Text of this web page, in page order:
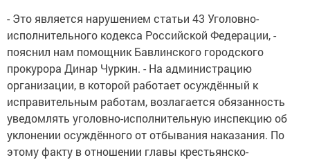
- Это является нарушением статьи 43 Уголовно-
исполнительного кодекса Российской Федерации, -
пояснил нам помощник Бавлинского городского
прокурора Динар Чуркин. - На администрацию
организации, в которой работает осуждённый к
исправительным работам, возлагается обязанность
уведомлять уголовно-исполнительную инспекцию об
уклонении осуждённого от отбывания наказания. По
этому факту в отношении главы крестьянско-